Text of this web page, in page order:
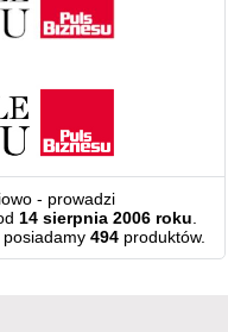
- prowadzi
14 sierpnia 2006 roku
posiadamy494 produktów.